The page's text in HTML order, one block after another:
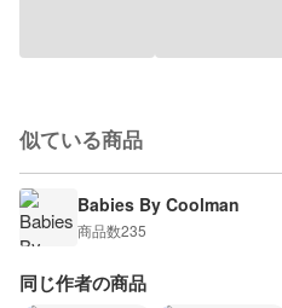
似ている商品
Babies By Coolman
商品数235
同じ作者の商品